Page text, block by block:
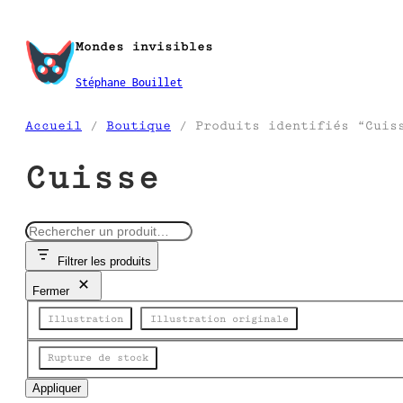
contenu
Mondes invisibles
Stéphane Bouillet
Accueil / Boutique / Produits identifiés
Cuisse
R
e
e
Filtrer les produits
Fermer
Catégorie
Illustration Illustration originale
État
Rupture de stock
Appliquer